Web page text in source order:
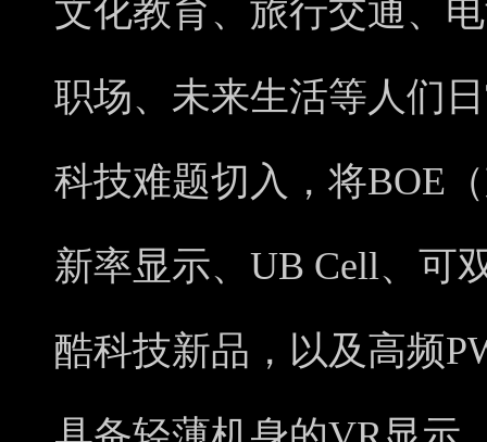
文化教育、旅行交通、
职场、未来生活等人们
科技难题切入，将BOE
新率显示、UB Cell、可
酷科技新品，以及高频